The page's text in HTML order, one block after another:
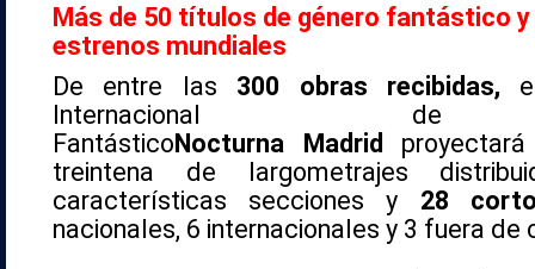
Más de 50 títulos de género fantástico
estrenos mundiales
De entre las
300 obras recibidas,
Internacional
FantásticoNocturna Madrid
treintena de largometrajes
características secciones y
28
nacionales, 6 internacionales y 3 fuera de